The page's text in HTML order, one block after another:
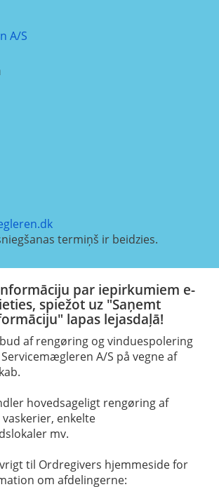
A/S
termiņš ir beidzies.
par iepirkumiem e-
spiežot uz "Saņemt
lapas lejasdaļā!
af rengøring og vinduespolering
A/S på vegne af
hovedsageligt rengøring af
enkelte
mv.
til Ordregivers hjemmeside for
om afdelingerne: